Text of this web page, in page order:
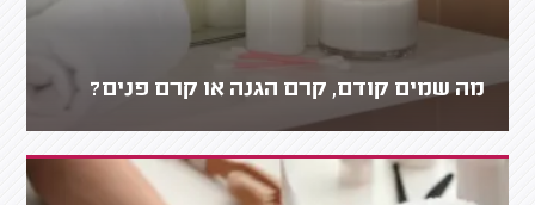
מה שמים קודם, קרם הגנה או קרם פנים?